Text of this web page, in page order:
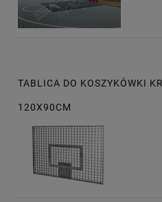
TABLICA DO KOSZYKÓWKI
120X90CM